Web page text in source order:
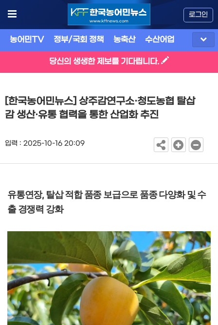
로그인
농어민TV 정부/국회 정책 농축산 수산어업
당신의 생생한 제보를 기다립니다.
[한국농어민뉴스] 상주감연구소·청도농협 탈삽
감 생산·유통 협력을 통한 산업화 추진
입력 : 2025-10-16 20:09
유통연장, 탈삽 적합 품종 보급으로 품종 다양화 및 수
출 경쟁력 강화